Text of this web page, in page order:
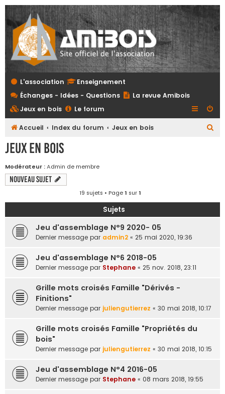
L'association
Enseignement
Échanges - Idées - Questions
La revue Amibois
Jeux en bois
Le forum
Accueil Index du forum Jeux en bois
h
Jeux en bois
Modérateur :Admin de membre
Nouveau sujet
19 sujets • Page1 sur1
Sujets
Jeu d'assemblage N°9 2020- 05
Dernier message par admin2 « 25 mai 2020, 19:36
Jeu d'assemblage N°6 2018-05
Dernier message par Stephane « 25 nov. 2018, 23:11
Grille mots croisés Famille "Dérivés -
Finitions"
Dernier message par juliengutierrez « 30 mai 2018, 10:17
Grille mots croisés Famille "Propriétés du
bois"
Dernier message par juliengutierrez « 30 mai 2018, 10:15
Jeu d'assemblage N°4 2016-05
Dernier message par Stephane « 08 mars 2018, 19:55